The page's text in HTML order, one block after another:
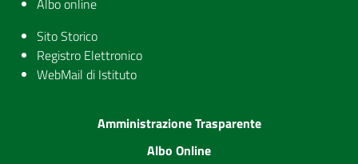
Albo online
Sito Storico
Registro Elettronico
WebMail di Istituto
Amministrazione Trasparente
Albo Online